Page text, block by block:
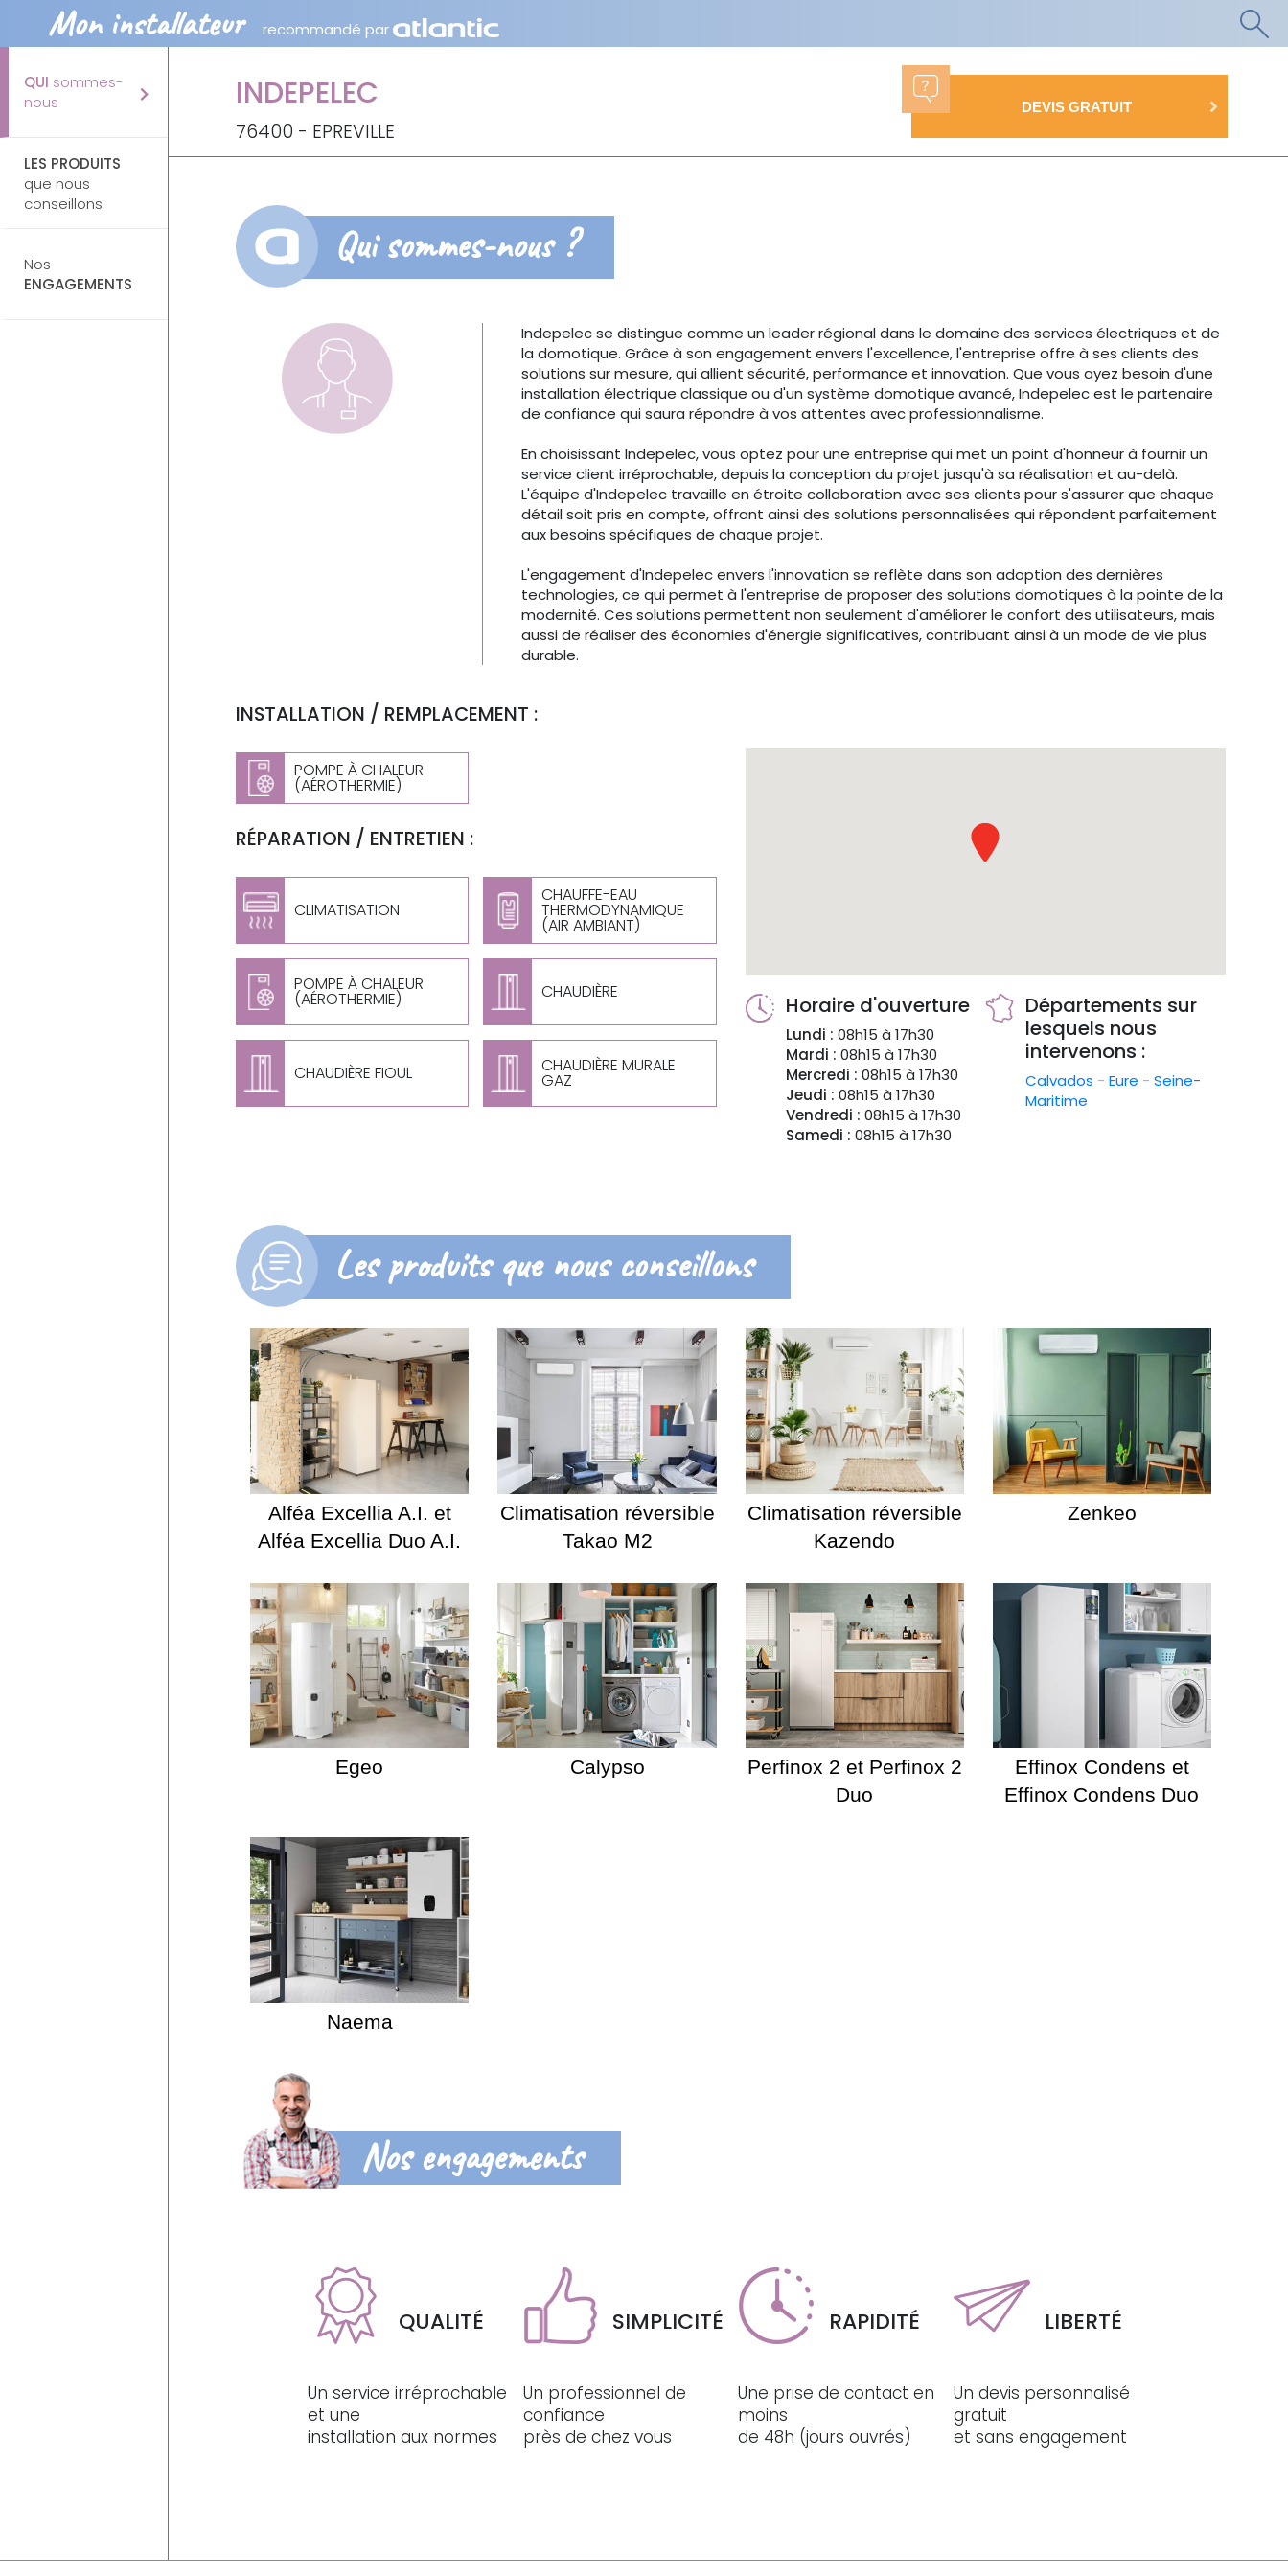
Mon installateur recommandé par
QUI sommes-
nous
LES PRODUITS
que nous
conseillons
Nos
ENGAGEMENTS
INDEPELEC
76400 - EPREVILLE
DEVIS GRATUIT
Qui sommes-nous ?
Indepelec se distingue comme un leader régional dans le domaine des services électriques et de
la domotique. Grâce à son engagement envers l'excellence, l'entreprise offre à ses clients des
solutions sur mesure, qui allient sécurité, performance et innovation. Que vous ayez besoin d'une
installation électrique classique ou d'un système domotique avancé, Indepelec est le partenaire
de confiance qui saura répondre à vos attentes avec professionnalisme.
En choisissant Indepelec, vous optez pour une entreprise qui met un point d'honneur à fournir un
service client irréprochable, depuis la conception du projet jusqu'à sa réalisation et au-delà.
L'équipe d'Indepelec travaille en étroite collaboration avec ses clients pour s'assurer que chaque
détail soit pris en compte, offrant ainsi des solutions personnalisées qui répondent parfaitement
aux besoins spécifiques de chaque projet.
L'engagement d'Indepelec envers l'innovation se reflète dans son adoption des dernières
technologies, ce qui permet à l'entreprise de proposer des solutions domotiques à la pointe de la
modernité. Ces solutions permettent non seulement d'améliorer le confort des utilisateurs, mais
aussi de réaliser des économies d'énergie significatives, contribuant ainsi à un mode de vie plus
durable.
INSTALLATION / REMPLACEMENT :
POMPE À CHALEUR
(AÉROTHERMIE)
RÉPARATION / ENTRETIEN :
CLIMATISATION
CHAUFFE-EAU
THERMODYNAMIQUE
(AIR AMBIANT)
POMPE À CHALEUR
(AÉROTHERMIE) CHAUDIÈRE
CHAUDIÈRE FIOUL CHAUDIÈRE MURALE
GAZ
Horaire d'ouverture
Lundi : 08h15 à 17h30
Mardi : 08h15 à 17h30
Mercredi : 08h15 à 17h30
Jeudi : 08h15 à 17h30
Vendredi : 08h15 à 17h30
Samedi : 08h15 à 17h30
Départements sur
lesquels nous
intervenons :
Calvados -Eure -Seine-
Maritime
Les produits que nous conseillons
Alféa Excellia A.I. et
Alféa Excellia Duo A.I.
Climatisation réversible
Takao M2
Climatisation réversible
Kazendo
Zenkeo
Egeo Calypso
Perfinox 2 et Perfinox 2
Duo
Effinox Condens et
Effinox Condens Duo
Naema
Nos engagements
QUALITÉ
Un service irréprochable
et une
installation aux normes
SIMPLICITÉ
Un professionnel de
confiance
près de chez vous
RAPIDITÉ
Une prise de contact en
moins
de 48h (jours ouvrés)
LIBERTÉ
Un devis personnalisé
gratuit
et sans engagement